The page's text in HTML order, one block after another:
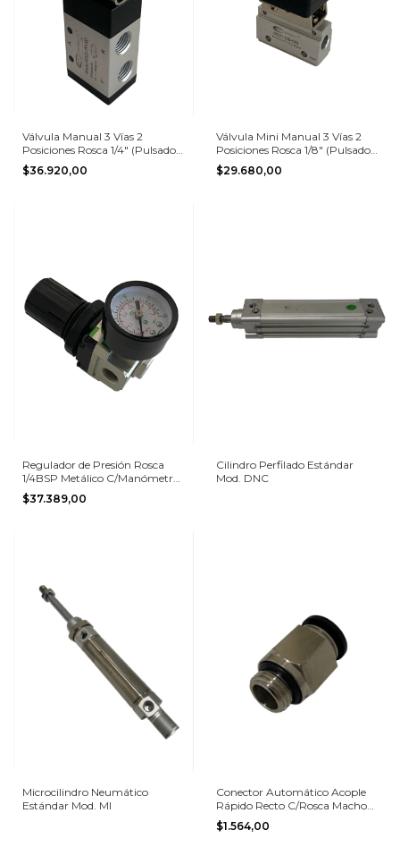
Válvula Manual 3 Vías 2
Posiciones Rosca 1/4" (Pulsador
a Elección)
$36.920,00
Válvula Mini Manual 3 Vías 2
Posiciones Rosca 1/8" (Pulsador
a Elección)
$29.680,00
Regulador de Presión Rosca
1/4BSP Metálico C/Manómetro
0-10bar
$37.389,00
Cilindro Perfilado Estándar
Mod. DNC
Microcilindro Neumático
Estándar Mod. MI
Conector Automático Acople
Rápido Recto C/Rosca Macho
(O'Ring)
$1.564,00